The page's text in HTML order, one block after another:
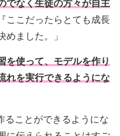
でなく生徒の方々が自主
ここだったらとても成長
めました。」
を使って、モデルを作り
れを実行できるようにな
ることができるようにな